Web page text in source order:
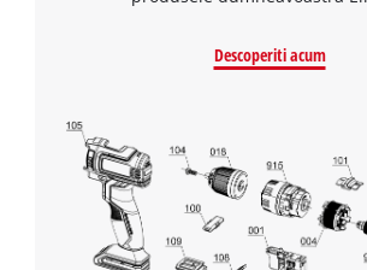
Descoperiti acum